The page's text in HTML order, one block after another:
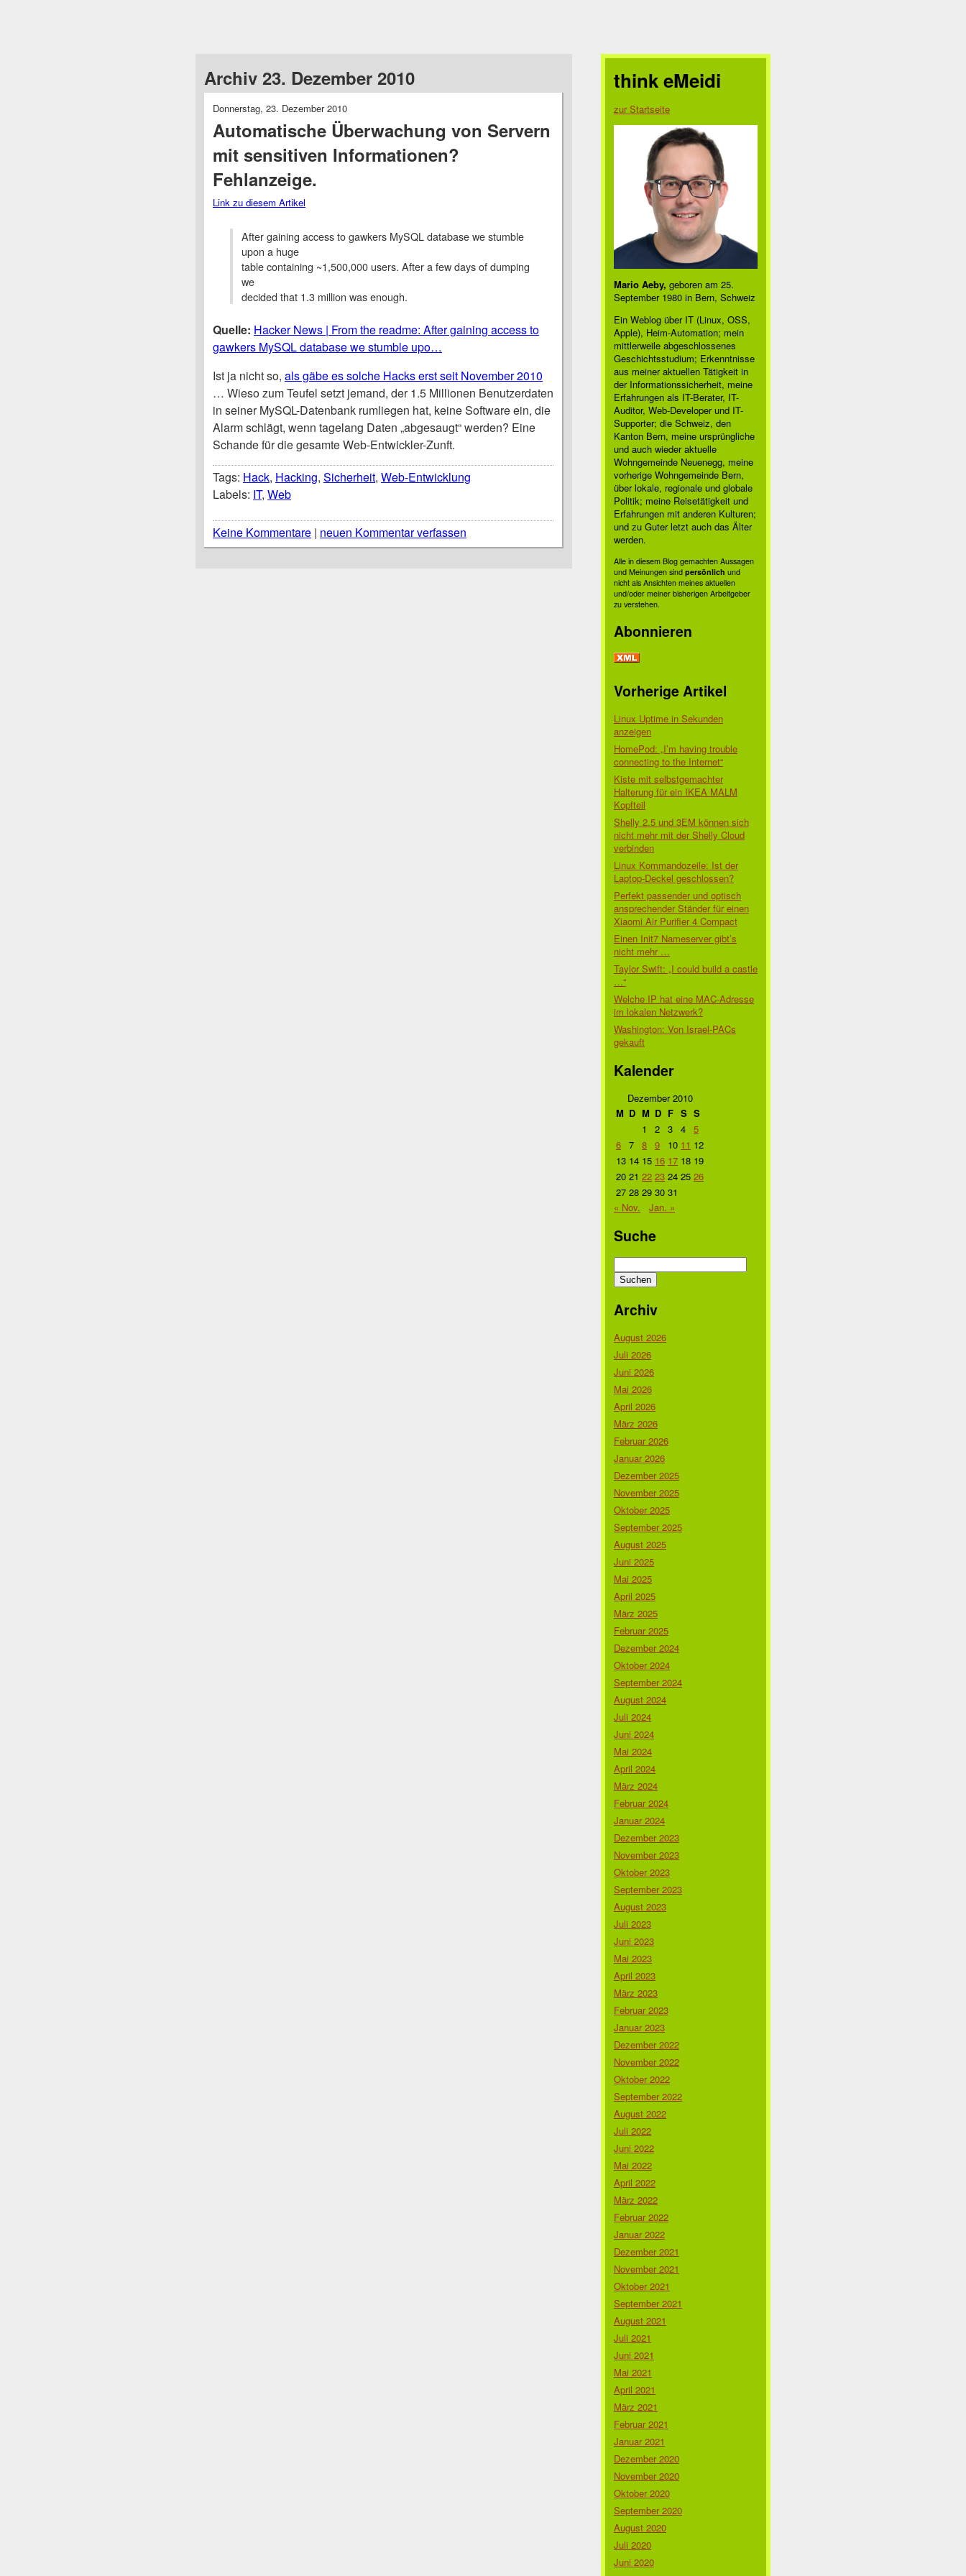
Archiv 23. Dezember 2010
Donnerstag, 23. Dezember 2010
Automatische Überwachung von Servern
mit sensitiven Informationen?
Fehlanzeige.
Link zu diesem Artikel
After gaining access to gawkers MySQL database we stumble
upon a huge
table containing ~1,500,000 users. After a few days of dumping
we
decided that 1.3 million was enough.
Quelle: Hacker News | From the readme: After gaining access to
gawkers MySQL database we stumble upo…
Ist ja nicht so, als gäbe es solche Hacks erst seit November 2010
… Wieso zum Teufel setzt jemand, der 1.5 Millionen Benutzerdaten
in seiner MySQL-Datenbank rumliegen hat, keine Software ein, die
Alarm schlägt, wenn tagelang Daten „abgesaugt“ werden? Eine
Schande für die gesamte Web-Entwickler-Zunft.
Tags: Hack, Hacking, Sicherheit, Web-Entwicklung
Labels: IT, Web
Keine Kommentare | neuen Kommentar verfassen
think eMeidi
zur Startseite
Mario Aeby, geboren am 25.
September 1980 in Bern, Schweiz
Ein Weblog über IT (Linux, OSS,
Apple), Heim-Automation; mein
mittlerweile abgeschlossenes
Geschichtsstudium; Erkenntnisse
aus meiner aktuellen Tätigkeit in
der Informationssicherheit, meine
Erfahrungen als IT-Berater, IT-
Auditor, Web-Developer und IT-
Supporter; die Schweiz, den
Kanton Bern, meine ursprüngliche
und auch wieder aktuelle
Wohngemeinde Neuenegg, meine
vorherige Wohngemeinde Bern,
über lokale, regionale und globale
Politik; meine Reisetätigkeit und
Erfahrungen mit anderen Kulturen;
und zu Guter letzt auch das Älter
werden.
Alle in diesem Blog gemachten Aussagen
und Meinungen sind persönlich und
nicht als Ansichten meines aktuellen
und/oder meiner bisherigen Arbeitgeber
zu verstehen.
Abonnieren
Vorherige Artikel
Linux Uptime in Sekunden
anzeigen
HomePod: „I’m having trouble
connecting to the Internet“
Kiste mit selbstgemachter
Halterung für ein IKEA MALM
Kopfteil
Shelly 2.5 und 3EM können sich
nicht mehr mit der Shelly Cloud
verbinden
Linux Kommandozeile: Ist der
Laptop-Deckel geschlossen?
Perfekt passender und optisch
ansprechender Ständer für einen
Xiaomi Air Purifier 4 Compact
Einen Init7 Nameserver gibt’s
nicht mehr …
Taylor Swift: „I could build a castle
…“
Welche IP hat eine MAC-Adresse
im lokalen Netzwerk?
Washington: Von Israel-PACs
gekauft
Kalender
Dezember 2010
M D M D F S S
1
2 3 4 5
6 7 8 9 10 11 12
13 14 15 16 17 18 19
20 21 22 23 24 25 26
27 28 29 30 31
« Nov.
Jan. »
Suche
nach:
Archiv
August 2026
Juli 2026
Juni 2026
Mai 2026
April 2026
März 2026
Februar 2026
Januar 2026
Dezember 2025
November 2025
Oktober 2025
September 2025
August 2025
Juni 2025
Mai 2025
April 2025
März 2025
Februar 2025
Dezember 2024
Oktober 2024
September 2024
August 2024
Juli 2024
Juni 2024
Mai 2024
April 2024
März 2024
Februar 2024
Januar 2024
Dezember 2023
November 2023
Oktober 2023
September 2023
August 2023
Juli 2023
Juni 2023
Mai 2023
April 2023
März 2023
Februar 2023
Januar 2023
Dezember 2022
November 2022
Oktober 2022
September 2022
August 2022
Juli 2022
Juni 2022
Mai 2022
April 2022
März 2022
Februar 2022
Januar 2022
Dezember 2021
November 2021
Oktober 2021
September 2021
August 2021
Juli 2021
Juni 2021
Mai 2021
April 2021
März 2021
Februar 2021
Januar 2021
Dezember 2020
November 2020
Oktober 2020
September 2020
August 2020
Juli 2020
Juni 2020